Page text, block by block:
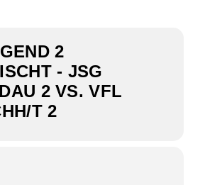
2
- JSG
2 VS. VFL
T 2